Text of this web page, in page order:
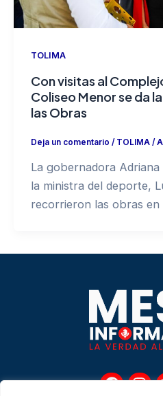
TOLIMA
Con visitas al
Coliseo Menor se da
las Obras
Deja un comentario / TOLIMA/
La gobernadora
la ministra del deporte,
recorrieron las obras
F
I